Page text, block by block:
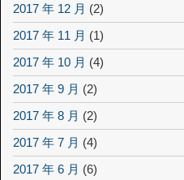
2017 年 12 月 (2)
2017 年 11 月 (1)
2017 年 10 月 (4)
2017 年 9 月 (2)
2017 年 8 月 (2)
2017 年 7 月 (4)
2017 年 6 月 (6)